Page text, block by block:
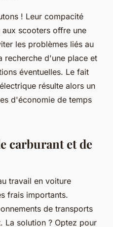
! Leur compacité
scooters offre une
les problèmes liés au
recherche d'une place et
éventuelles. Le fait
résulte alors un
d'économie de temps
carburant et de
travail en voiture
frais importants.
de transports
La solution ? Optez pour